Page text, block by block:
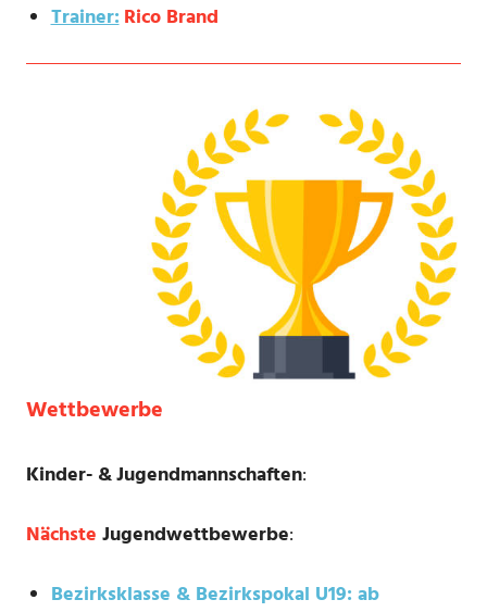
Trainer:Rico Brand
Wettbewerbe
Kinder- &Jugendmannschaften:
Nächste Jugendwettbewerbe:
Bezirksklasse & Bezirkspokal U19: ab